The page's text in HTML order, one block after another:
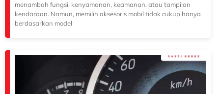
menambah fungsi, kenyamanan, keamanan, atau tampilan
kendaraan. Namun, memilih aksesoris mobil tidak cukup hanya
berdasarkan model